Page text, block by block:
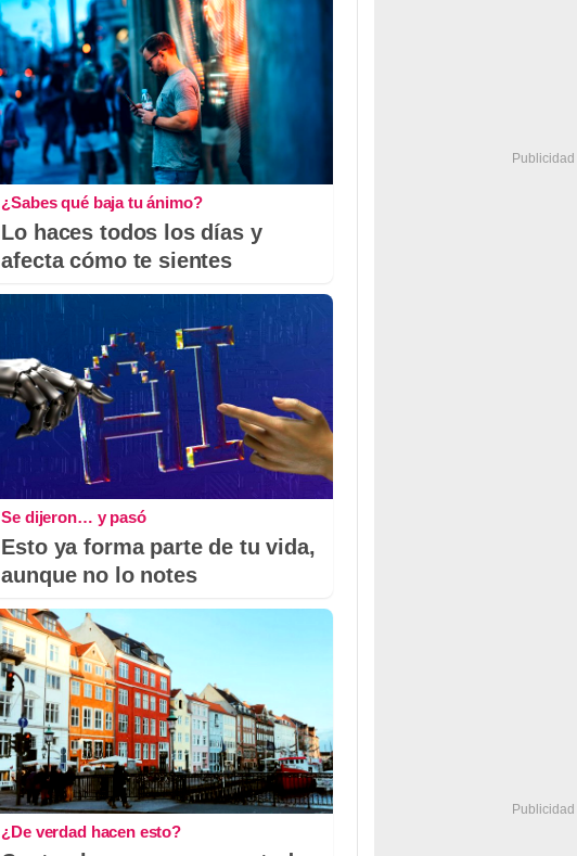
¿Sabes qué baja tu ánimo?
Lo haces todos los días y
afecta cómo te sientes
Se dijeron… y pasó
Esto ya forma parte de tu vida,
aunque no lo notes
¿De verdad hacen esto?